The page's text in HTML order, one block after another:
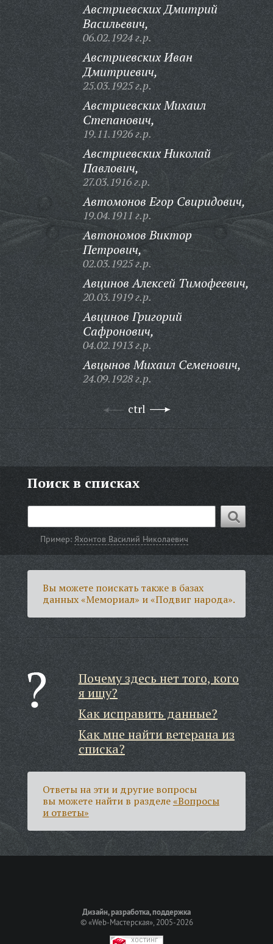
Австриевских Дмитрий
Васильевич,
06.02.1924 г.р.
Австриевских Иван
Дмитриевич,
25.03.1925 г.р.
Австриевских Михаил
Степанович,
19.11.1926 г.р.
Австриевских Николай
Павлович,
27.03.1916 г.р.
Автомонов Егор Свиридович,
19.04.1911 г.р.
Автономов Виктор
Петрович,
02.03.1925 г.р.
Авцинов Алексей Тимофеевич,
20.03.1919 г.р.
Авцинов Григорий
Сафронович,
04.02.1913 г.р.
Авцынов Михаил Семенович,
24.09.1928 г.р.
ctrl
Поиск в списках
Пример:Яхонтов Василий Николаевич
Вы можете поискать также в базах
данных «Мемориал» и «Подвиг народа».
Почему здесь нет того, кого
я ищу?
Как исправить данные?
Как мне найти ветерана из
списка?
Ответы на эти и другие вопросы
вы можете найти в разделе«Вопросы
и ответы»
Дизайн, разработка, поддержка
©«Web-Мастерская», 2005-2026